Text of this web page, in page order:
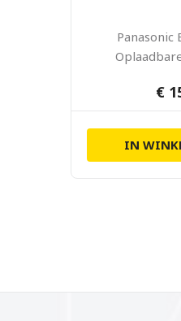
Panasonic
€
IN